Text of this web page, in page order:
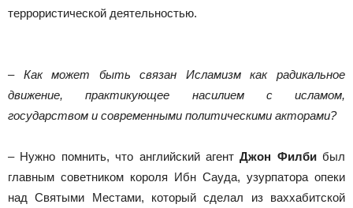
террористической деятельностью.
– Как может быть связан Исламизм как радикальное
движение, практикующее насилием с исламом,
государством и современными политическими акторами?
– Нужно помнить, что английский агентДжон Филбибыл
главным советником короля Ибн Сауда, узурпатора опеки
над Святыми Местами, который сделал из ваххабитской